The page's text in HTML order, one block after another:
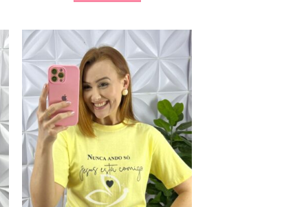
tem
várias
variantes.
As
opções
podem
ser
escolhidas
na
página
do